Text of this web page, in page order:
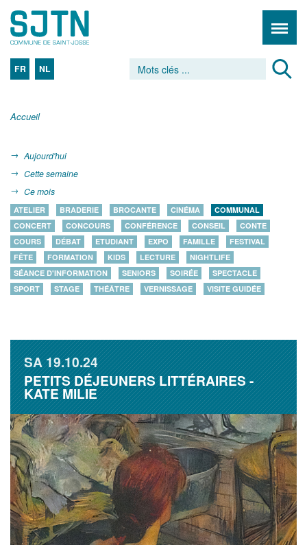
FR NL
Accueil
Aujourd'hui
Cette semaine
Ce mois
ATELIER BRADERIE BROCANTE CINÉMA
COMMUNAL
CONCERT
CONCOURS CONFÉRENCE CONSEIL
CONTE
COURS
DÉBAT ETUDIANT EXPO FAMILLE
FESTIVAL
FÊTE
FORMATION KIDS LECTURE
NIGHTLIFE
SÉANCE D'INFORMATION
SENIORS SOIRÉE
SPECTACLE
SPORT
STAGE THÉÂTRE VERNISSAGE VISITE GUIDÉE
SA19.10.24
PETITS DÉJEUNERS LITTÉRAIRES -
KATE MILIE